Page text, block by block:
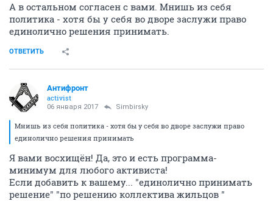
А в остальном согласен с вами. Мнишь из себя
политика - хотя бы у себя во дворе заслужи право
единолично решения принимать.
ОТВЕТИТЬ
Антифронт
activist
06 января 2017 Simbirsky
Мнишь из себя политика - хотя бы у себя во дворе заслужи право
единолично решения принимать
Я вами восхищён! Да, это и есть программа-
минимум для любого активиста!
Если добавить к вашему... "единолично принимать
решение" "по решению коллектива жильцов "